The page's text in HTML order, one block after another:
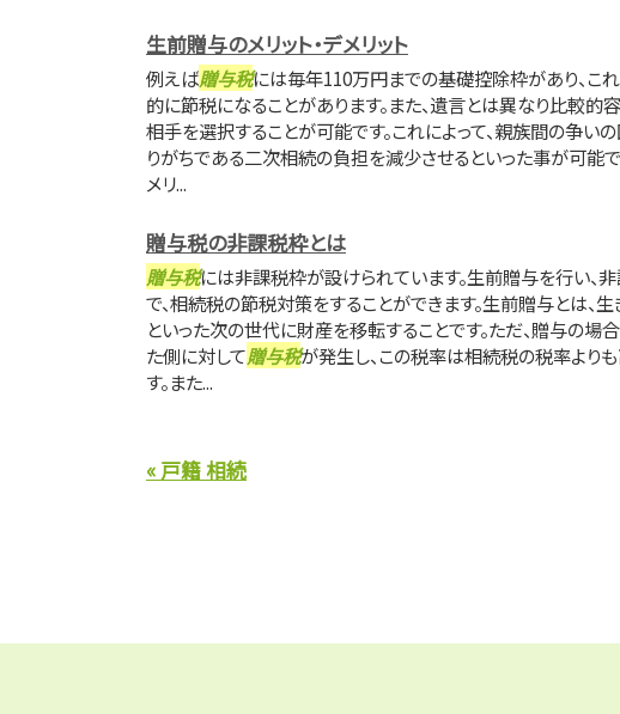
生前贈与のメリット・デメリット
例えば贈与税には毎年110万円までの基礎控除枠があり、こ
的に節税になることがあります。また、遺言とは異なり比較的
相手を選択することが可能です。これによって、親族間の争い
りがちである二次相続の負担を減少させるといった事が可能で
メリ...
贈与税の非課税枠とは
贈与税には非課税枠が設けられています。生前贈与を行い、
で、相続税の節税対策をすることができます。生前贈与とは、
といった次の世代に財産を移転することです。ただ、贈与の場
た側に対して贈与税が発生し、この税率は相続税の税率より
す。また...
« 戸籍 相続